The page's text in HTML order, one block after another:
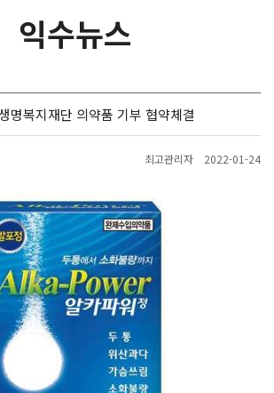
익수뉴스
명복지재단 의약품 기부 협약체결
최고관리자 2022-01-24